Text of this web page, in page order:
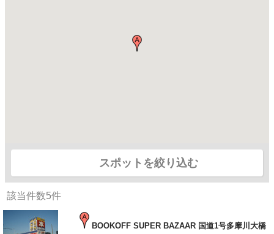
スポットを絞り込む
該当件数5件
BOOKOFF SUPER BAZAAR 国道1号多摩川大橋